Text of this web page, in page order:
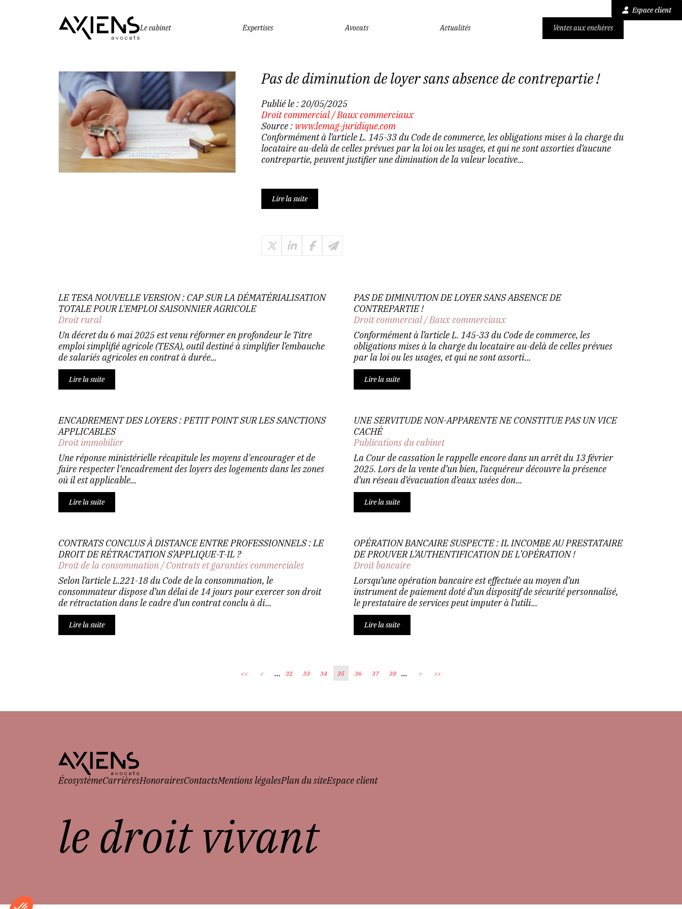
Espace client
Le cabinet
Expertises Avocats Actualités Ventes aux enchères
Pas de diminution de loyer sans absence de contrepartie !
Publié le :20/05/2025
Droit commercial/Baux commerciaux
Source : www.lemag-juridique.com
Conformément à l’article L. 145-33 du Code de commerce, les obligations mises à la charge du
locataire au-delà de celles prévues par la loi ou les usages, et qui ne sont assorties d’aucune
contrepartie, peuvent justifier une diminution de la valeur locative...
Lire la suite
LE TESA NOUVELLE VERSION : CAP SUR LA DÉMATÉRIALISATION
TOTALE POUR L'EMPLOI SAISONNIER AGRICOLE
Droit rural
Un décret du 6 mai 2025 est venu réformer en profondeur le Titre
emploi simplifié agricole (TESA), outil destiné à simplifier l’embauche
de salariés agricoles en contrat à durée...
Lire la suite
PAS DE DIMINUTION DE LOYER SANS ABSENCE DE
CONTREPARTIE !
Droit commercial/Baux commerciaux
Conformément à l’article L. 145-33 du Code de commerce, les
obligations mises à la charge du locataire au-delà de celles prévues
par la loi ou les usages, et qui ne sont assorti...
Lire la suite
ENCADREMENT DES LOYERS : PETIT POINT SUR LES SANCTIONS
APPLICABLES
Droit immobilier
Une réponse ministérielle récapitule les moyens d'encourager et de
faire respecter l'encadrement des loyers des logements dans les zones
où il est applicable...
Lire la suite
UNE SERVITUDE NON-APPARENTE NE CONSTITUE PAS UN VICE
CACHÉ
Publications du cabinet
La Cour de cassation le rappelle encore dans un arrêt du 13 février
2025. Lors de la vente d’un bien, l’acquéreur découvre la présence
d’un réseau d’évacuation d’eaux usées don...
Lire la suite
CONTRATS CONCLUS À DISTANCE ENTRE PROFESSIONNELS : LE
DROIT DE RÉTRACTATION S’APPLIQUE-T-IL ?
Droit de la consommation/Contrats et garanties commerciales
Selon l’article L.221-18 du Code de la consommation, le
consommateur dispose d’un délai de 14 jours pour exercer son droit
de rétractation dans le cadre d’un contrat conclu à di...
Lire la suite
OPÉRATION BANCAIRE SUSPECTE : IL INCOMBE AU PRESTATAIRE
DE PROUVER L’AUTHENTIFICATION DE L’OPÉRATION !
Droit bancaire
Lorsqu’une opération bancaire est effectuée au moyen d’un
instrument de paiement doté d’un dispositif de sécurité personnalisé,
le prestataire de services peut imputer à l’utili...
Lire la suite
<< < ... 32 33 34 35 36 37 38 ... > >>
ÉcosystèmeCarrièresHonorairesContactsMentions légalesPlan du siteEspace client
le droit vivant